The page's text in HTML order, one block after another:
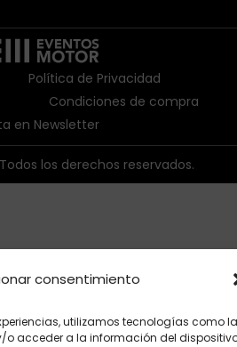
consentimiento
utilizamos tecnologías como
acceder a la información del
Política de Privacidad
Condiciones de compra
en Newsletter
los derechos reservados.